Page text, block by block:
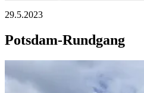
29.5.2023
Potsdam-Rundgang